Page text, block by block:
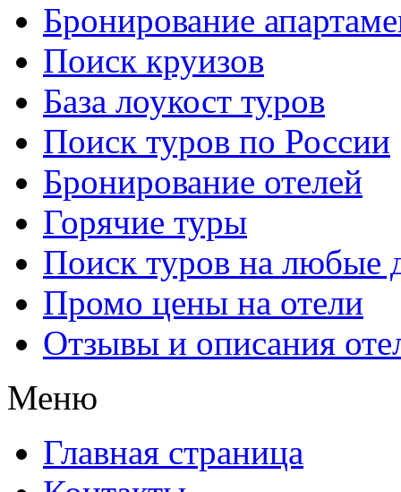
Бронирование
Поиск круизов
База лоукост туров
Поиск туров по России
Бронирование отелей
Горячие туры
Поиск туров на любые
Промо цены на отели
Отзывы и описания
Меню
Главная страница